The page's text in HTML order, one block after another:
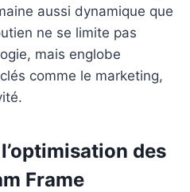
aussi dynamique que
ne se limite pas
mais englobe
comme le marketing,
des
Frame